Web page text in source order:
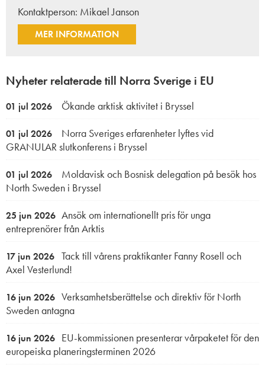
Kontaktperson: Mikael Janson
MER INFORMATION
Nyheter relaterade till Norra Sverige i EU
01 jul 2026 Ökande arktisk aktivitet i Bryssel
01 jul 2026
Norra Sveriges erfarenheter lyftes vid
GRANULAR slutkonferens i Bryssel
01 jul 2026
Moldavisk och Bosnisk delegation på besök hos
North Sweden i Bryssel
25 jun 2026 Ansök om internationellt pris för unga
entreprenörer från Arktis
17 jun 2026 Tack till vårens praktikanter Fanny Rosell och
Axel Vesterlund!
16 jun 2026 Verksamhetsberättelse och direktiv för North
Sweden antagna
16 jun 2026 EU-kommissionen presenterar vårpaketet för den
europeiska planeringsterminen 2026